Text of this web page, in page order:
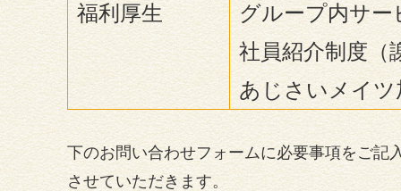
福利厚生
グループ内サー
社員紹介制度（
あじさいメイツ
下のお問い合わせフォームに必要事項をご記
させていただきます。